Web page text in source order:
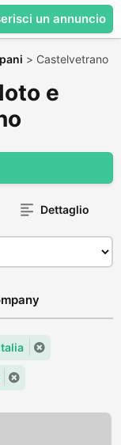
un annuncio
> Castelvetrano
e
Dettaglio